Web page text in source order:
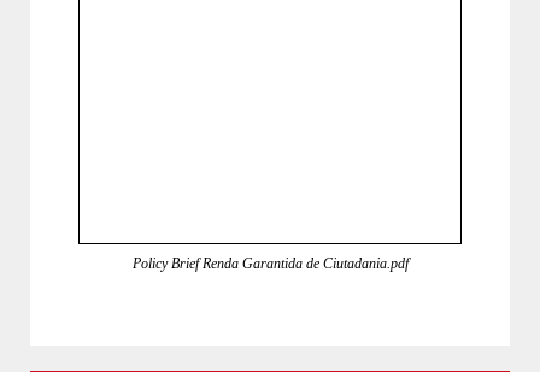
Policy Brief Renda Garantida de Ciutadania.pdf